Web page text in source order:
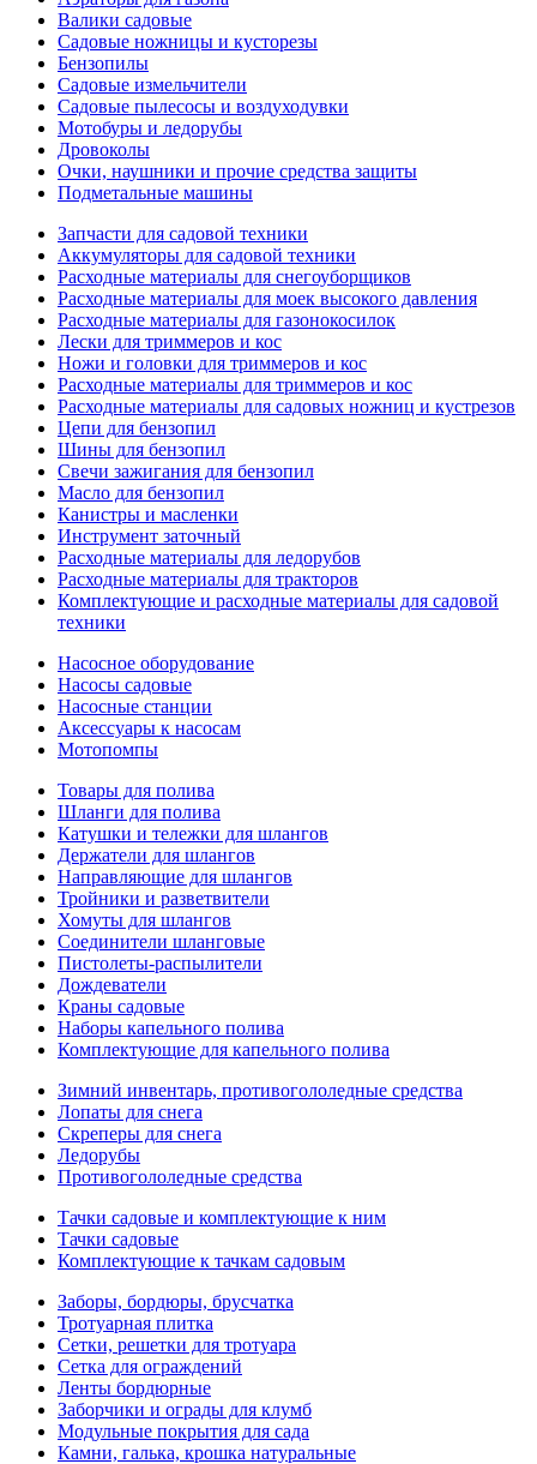
Валики садовые
Садовые ножницы и кусторезы
Бензопилы
Садовые измельчители
Садовые пылесосы и воздуходувки
Мотобуры и ледорубы
Дровоколы
Очки, наушники и прочие средства защиты
Подметальные машины
Запчасти для садовой техники
Аккумуляторы для садовой техники
Расходные материалы для снегоуборщиков
Расходные материалы для моек высокого давления
Расходные материалы для газонокосилок
Лески для триммеров и кос
Ножи и головки для триммеров и кос
Расходные материалы для триммеров и кос
Расходные материалы для садовых ножниц и кустрезов
Цепи для бензопил
Шины для бензопил
Свечи зажигания для бензопил
Масло для бензопил
Канистры и масленки
Инструмент заточный
Расходные материалы для ледорубов
Расходные материалы для тракторов
Комплектующие и расходные материалы для садовой
техники
Насосное оборудование
Насосы садовые
Насосные станции
Аксессуары к насосам
Мотопомпы
Товары для полива
Шланги для полива
Катушки и тележки для шлангов
Держатели для шлангов
Направляющие для шлангов
Тройники и разветвители
Хомуты для шлангов
Соединители шланговые
Пистолеты-распылители
Дождеватели
Краны садовые
Наборы капельного полива
Комплектующие для капельного полива
Зимний инвентарь, противогололедные средства
Лопаты для снега
Скреперы для снега
Ледорубы
Противогололедные средства
Тачки садовые и комплектующие к ним
Тачки садовые
Комплектующие к тачкам садовым
Заборы, бордюры, брусчатка
Тротуарная плитка
Сетки, решетки для тротуара
Сетка для ограждений
Ленты бордюрные
Заборчики и ограды для клумб
Модульные покрытия для сада
Камни, галька, крошка натуральные